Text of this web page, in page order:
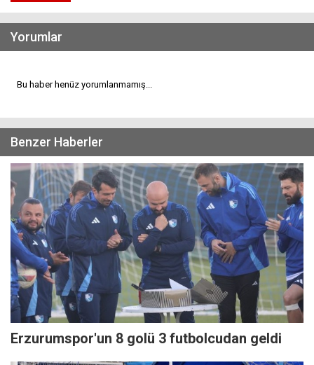
Yorumlar
Bu haber henüz yorumlanmamış...
Benzer Haberler
Erzurumspor'un 8 golü 3 futbolcudan geldi